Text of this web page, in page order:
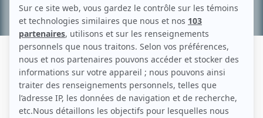
FRANCINE VÉZINA
Liens
Fiche de Francine Vézina sur Showbizz.net